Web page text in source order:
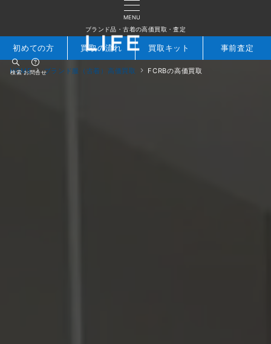
MENU
ブランド品・古着の高価買取・査定
検索 お問合せ
初めての方 買取の流れ 買取キット 事前査定
HOME ブランド服（古着）高価買取 FCRBの高価買取